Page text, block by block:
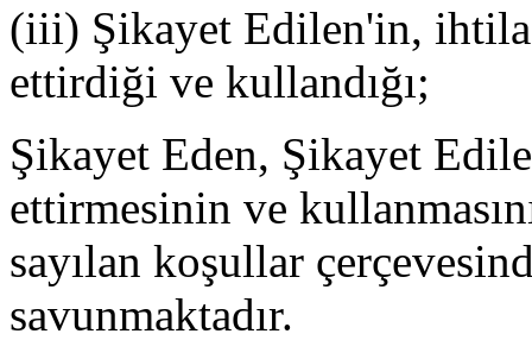
(iii) Şikayet Edilen'in,
ettirdiği ve kullandığı;
Şikayet Eden, Şikayet
ettirmesinin ve
sayılan koşullar
savunmaktadır.